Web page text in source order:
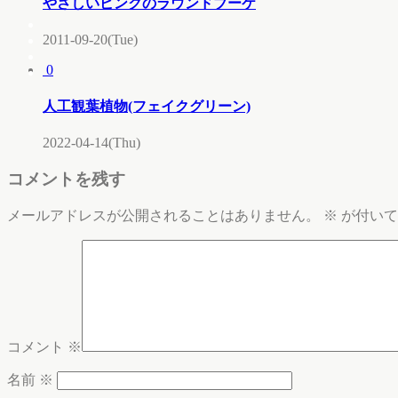
やさしいピンクのラウンドブーケ
2011-09-20(Tue)
0
人工観葉植物(フェイクグリーン)
2022-04-14(Thu)
コメントを残す
メールアドレスが公開されることはありません。 ※ が付い
コメント ※
名前 ※